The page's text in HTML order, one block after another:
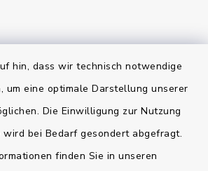
hin, dass wir technisch notwendige
um eine optimale Darstellung unserer
Die Einwilligung zur Nutzung
bei Bedarf gesondert abgefragt.
finden Sie in unseren
Kontakt
Barrierefreiheit